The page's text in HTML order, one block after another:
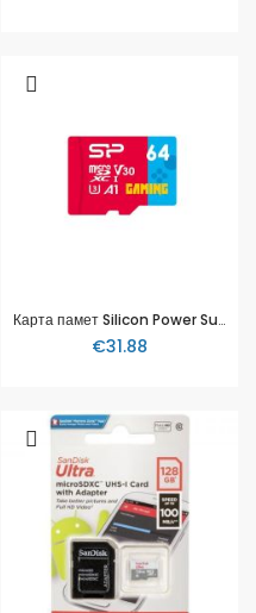
Карта памет Silicon Power Superior Gaming 64GB
€31.88